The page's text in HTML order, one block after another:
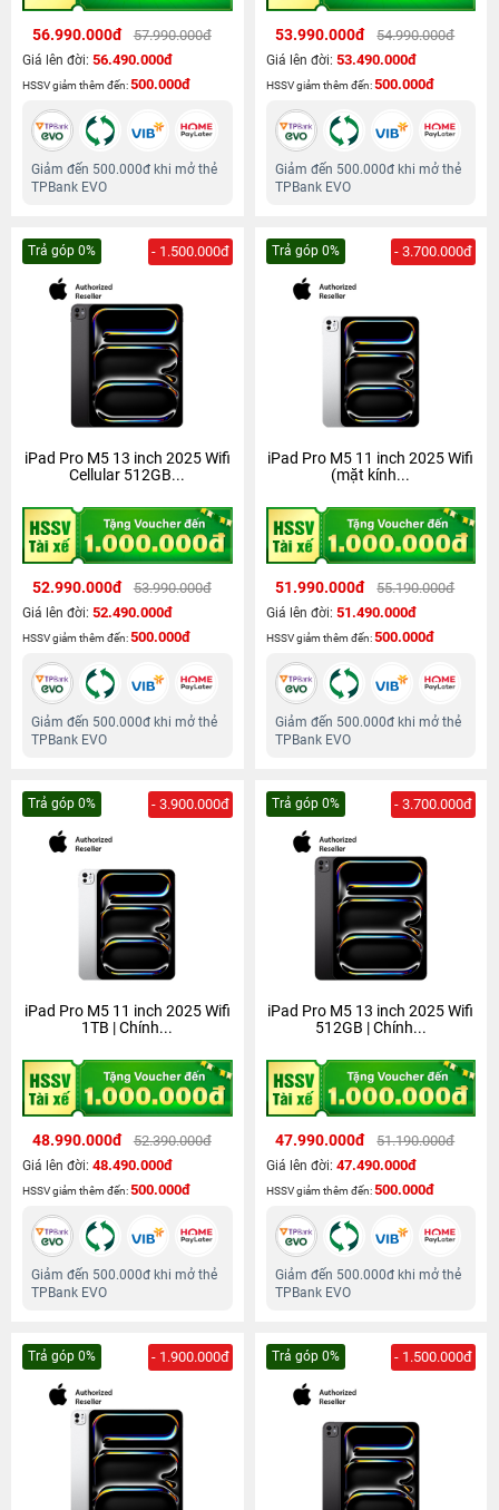
56.990.000đ 57.990.000đ
Giá lên đời: 56.490.000đ
HSSV giảm thêm đến:500.000đ
Giảm đến 500.000đ khi mở thẻ
TPBank EVO
53.990.000đ 54.990.000đ
Giá lên đời: 53.490.000đ
HSSV giảm thêm đến:500.000đ
Giảm đến 500.000đ khi mở thẻ
TPBank EVO
Trả góp 0% - 1.500.000đ
iPad Pro M5 13 inch 2025 Wifi
Cellular 512GB...
52.990.000đ 53.990.000đ
Giá lên đời: 52.490.000đ
HSSV giảm thêm đến:500.000đ
Giảm đến 500.000đ khi mở thẻ
TPBank EVO
Trả góp 0% - 3.700.000đ
iPad Pro M5 11 inch 2025 Wifi
(mặt kính...
51.990.000đ 55.190.000đ
Giá lên đời: 51.490.000đ
HSSV giảm thêm đến:500.000đ
Giảm đến 500.000đ khi mở thẻ
TPBank EVO
Trả góp 0% - 3.900.000đ
iPad Pro M5 11 inch 2025 Wifi
1TB | Chính...
48.990.000đ 52.390.000đ
Giá lên đời: 48.490.000đ
HSSV giảm thêm đến:500.000đ
Giảm đến 500.000đ khi mở thẻ
TPBank EVO
Trả góp 0% - 3.700.000đ
iPad Pro M5 13 inch 2025 Wifi
512GB | Chính...
47.990.000đ 51.190.000đ
Giá lên đời: 47.490.000đ
HSSV giảm thêm đến:500.000đ
Giảm đến 500.000đ khi mở thẻ
TPBank EVO
Trả góp 0% - 1.900.000đ Trả góp 0% - 1.500.000đ